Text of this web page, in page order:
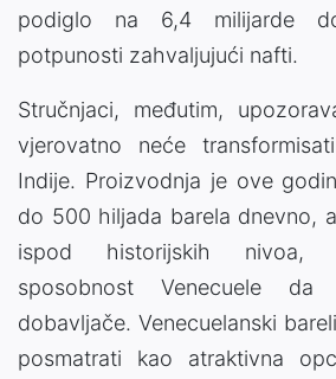
podiglo na 6,4 milijarde
potpunosti zahvaljujući nafti.
Stručnjaci, međutim,
vjerovatno neće
Indije. Proizvodnja je ove
do 500 hiljada barela dnevno,
ispod historijskih nivoa,
sposobnost Venecuele da
dobavljače. Venecuelanski
posmatrati kao atraktivna